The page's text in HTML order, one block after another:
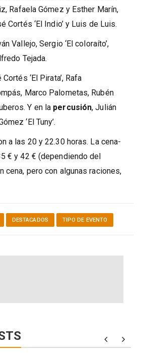
Rafaela Gómez y Esther Marín,
Cortés ‘El Indio’ y Luis de Luis.
Vallejo, Sergio ‘El coloraíto’,
Tejada.
‘El Pirata’, Rafa
Marco Palometas, Rubén
Y en la percusión, Julián
‘El Tuny’.
a las 20 y 22.30 horas. La cena-
€ y 42 € (dependiendo del
cena, pero con algunas raciones,
DESTACADOS TIPO DE EVENTO